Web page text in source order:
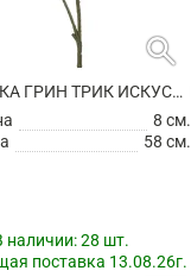
search
ГВОЗДИКА ГРИН ТРИК ИСКУССТВЕННАЯ
8 см.
58 см.
наличии:28 шт.
поставка 13.08.26г.